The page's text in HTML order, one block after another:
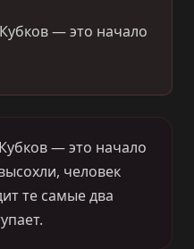
— это начало
— это начало
человек
те самые два